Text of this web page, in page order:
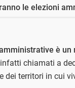
le elezioni
è
chiamati a
dei territori in cui